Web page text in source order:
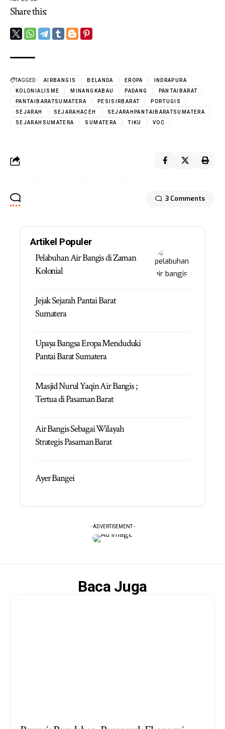
Share this:
TAGGED: AIRBANGIS BELANDA EROPA
INDRAPURA
KOLONIALISME
MINANGKABAU PADANG
PANTAIBARAT
PANTAIBARATSUMATERA
PESISIRBARAT
PORTUGIS
SEJARAH
SEJARAHACEH
SEJARAHPANTAIBARATSUMATERA
SEJARAHSUMATERA
SUMATERA TIKU VOC
3 Comments
Artikel Populer
Pelabuhan Air Bangis di Zaman
Kolonial
Jejak Sejarah Pantai Barat
Sumatera
Upaya Bangsa Eropa Menduduki
Pantai Barat Sumatera
Masjid Nurul Yaqin Air Bangis ;
Tertua di Pasaman Barat
Air Bangis Sebagai Wilayah
Strategis Pasaman Barat
Ayer Bangei
- ADVERTISEMENT -
Baca Juga